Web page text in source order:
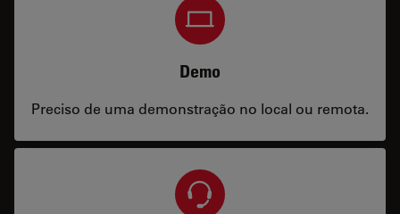
Demo
Preciso de uma demonstração no local ou remota.